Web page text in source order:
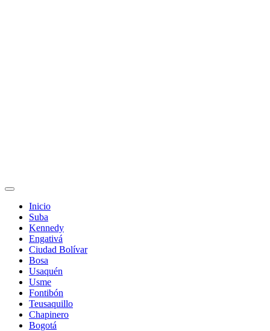
Inicio
Suba
Kennedy
Engativá
Ciudad Bolívar
Bosa
Usaquén
Usme
Fontibón
Teusaquillo
Chapinero
Bogotá